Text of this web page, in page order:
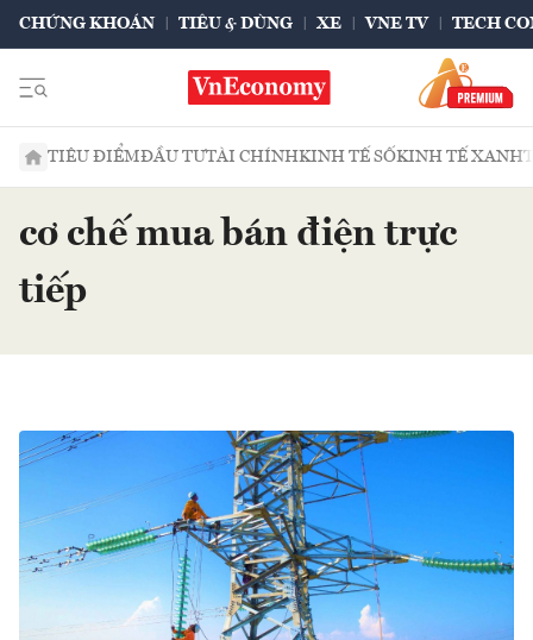
CHỨNG KHOÁN TIÊU & DÙNG XE VNE TV TECH
TIÊU ĐIỂMĐẦU TƯTÀI CHÍNHKINH TẾ SỐKINH TẾ XANH
cơ chế mua bán điện trực
tiếp